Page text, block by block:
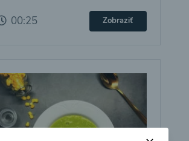
00:25 Zobraziť